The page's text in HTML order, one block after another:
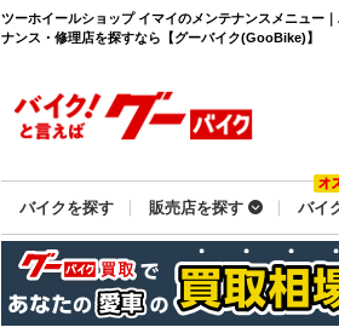
ツーホイールショップ イマイのメンテナンスメニュー
ナンス・修理店を探すなら【グーバイク(GooBike)】
バイクを探す 販売店を探す バイ